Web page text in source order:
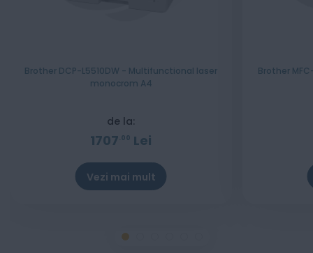
Brother DCP-L5510DW - Multifunctional laser
monocrom A4
de la:
1707 00 Lei
Vezi mai mult
Stoc epuizat
Brother